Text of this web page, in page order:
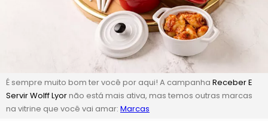
É sempre muito bom ter você por aqui! A campanha Receber E
Servir Wolff Lyornão está mais ativa, mas temos outras marcas
na vitrine que você vai amar: Marcas